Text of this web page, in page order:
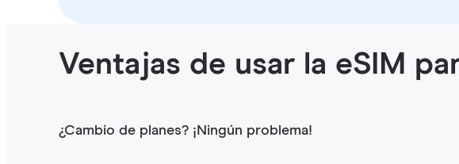
Ventajas de usar la eSIM
¿Cambio de planes? ¡Ningún problema!